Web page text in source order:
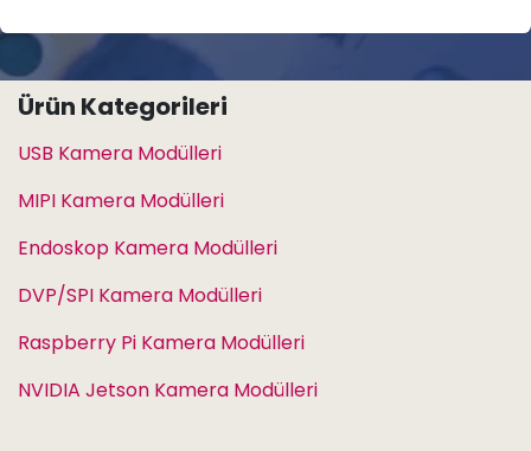
Ürün Kategorileri
USB Kamera Modülleri
MIPI Kamera Modülleri
Endoskop Kamera Modülleri
DVP/SPI Kamera Modülleri
Raspberry Pi Kamera Modülleri
NVIDIA Jetson Kamera Modülleri